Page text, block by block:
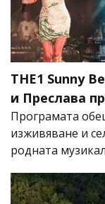
THE1 Sunny
и Преслава
Програмата
изживяване и
родната